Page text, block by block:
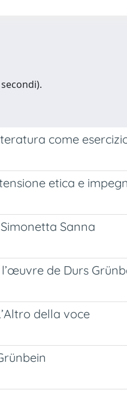
come
etica e
Sanna
de Durs
della voce